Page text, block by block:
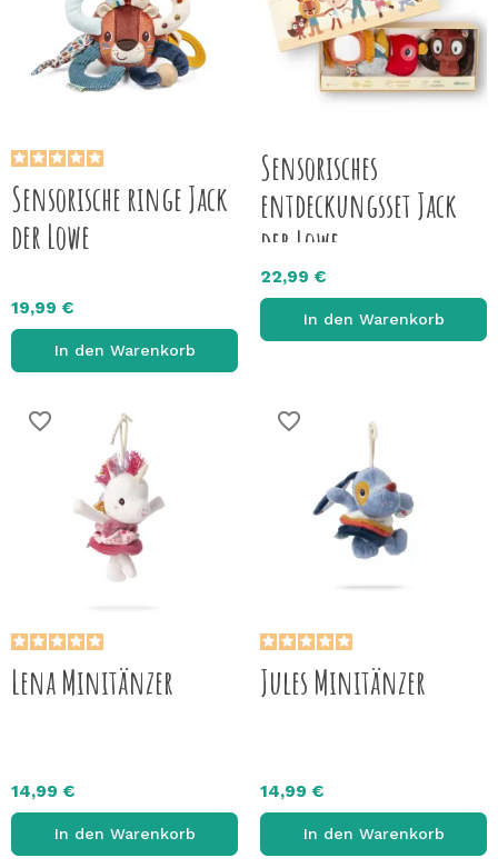
Sensorische ringe Jack
der Lowe
19,99 €
In den Warenkorb
Sensorisches
entdeckungsset Jack
der Lowe
22,99 €
In den Warenkorb
favorite_border
Lena Minitänzer
14,99 €
In den Warenkorb
favorite_border
Jules Minitänzer
14,99 €
In den Warenkorb